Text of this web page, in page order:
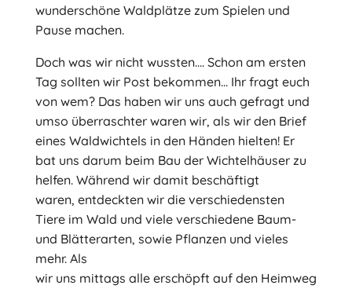
wunderschöne Waldplätze zum Spielen und
Pause machen.
Doch was wir nicht wussten…. Schon am ersten
Tag sollten wir Post bekommen… Ihr fragt euch
von wem? Das haben wir uns auch gefragt und
umso überraschter waren wir, als wir den Brief
eines Waldwichtels in den Händen hielten! Er
bat uns darum beim Bau der Wichtelhäuser zu
helfen. Während wir damit beschäftigt
waren, entdeckten wir die verschiedensten
Tiere im Wald und viele verschiedene Baum-
und Blätterarten, sowie Pflanzen und vieles
mehr. Als
wir uns mittags alle erschöpft auf den Heimweg